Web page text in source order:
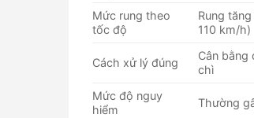
Mức rung theo
tốc độ
Rung
110 km/h)
Cách xử lý đúng
Cân bằng
chì
Mức độ nguy
hiểm
Thường